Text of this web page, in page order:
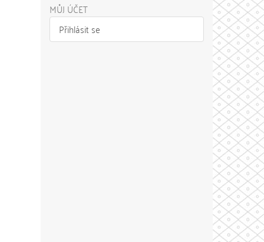
MŮJ ÚČET
Přihlásit se